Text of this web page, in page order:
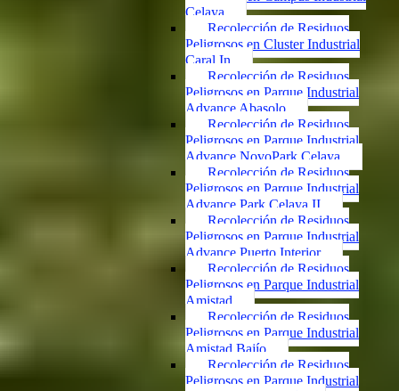
Celaya
Recolección de Residuos
Peligrosos en Cluster Industrial
Caral In
Recolección de Residuos
Peligrosos en Parque Industrial
Advance Abasolo
Recolección de Residuos
Peligrosos en Parque Industrial
Advance NovoPark Celaya
Recolección de Residuos
Peligrosos en Parque Industrial
Advance Park Celaya II
Recolección de Residuos
Peligrosos en Parque Industrial
Advance Puerto Interior
Recolección de Residuos
Peligrosos en Parque Industrial
Amistad
Recolección de Residuos
Peligrosos en Parque Industrial
Amistad Bajío
Recolección de Residuos
Peligrosos en Parque Industrial